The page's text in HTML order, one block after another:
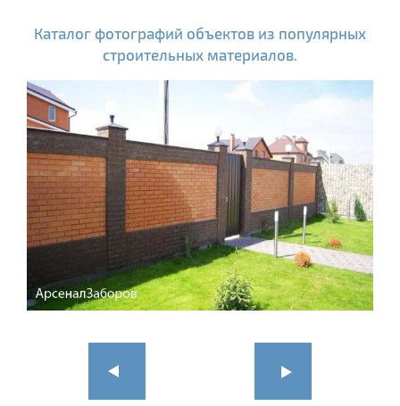
Каталог фотографий объектов из популярных
строительных материалов.